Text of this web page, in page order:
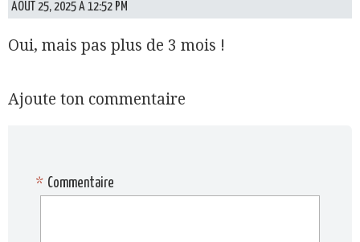
AOÛT 25, 2025 À 12:52 PM
Oui, mais pas plus de 3 mois !
Ajoute ton commentaire
Commentaire
*